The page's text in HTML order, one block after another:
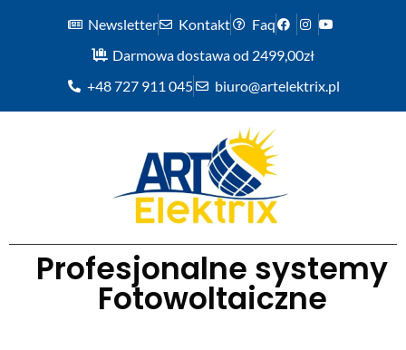
Newsletter Kontakt
Faq
Darmowa dostawa od 2499,00zł
+48 727 911 045
biuro@artelektrix.pl
Profesjonalne systemy
Fotowoltaiczne